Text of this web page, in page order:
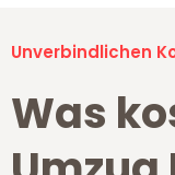
Unverbindlichen
Was